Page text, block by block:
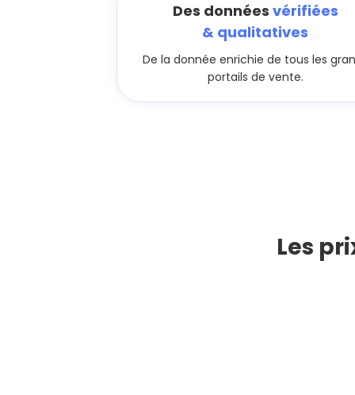
Des données vérifiées
& qualitatives
De la donnée enrichie de tous les
portails de vente.
Les